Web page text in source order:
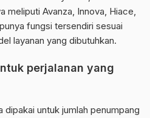
meliputi Avanza, Innova, Hiace,
fungsi tersendiri sesuai
layanan yang dibutuhkan.
perjalanan yang
dipakai untuk jumlah penumpang